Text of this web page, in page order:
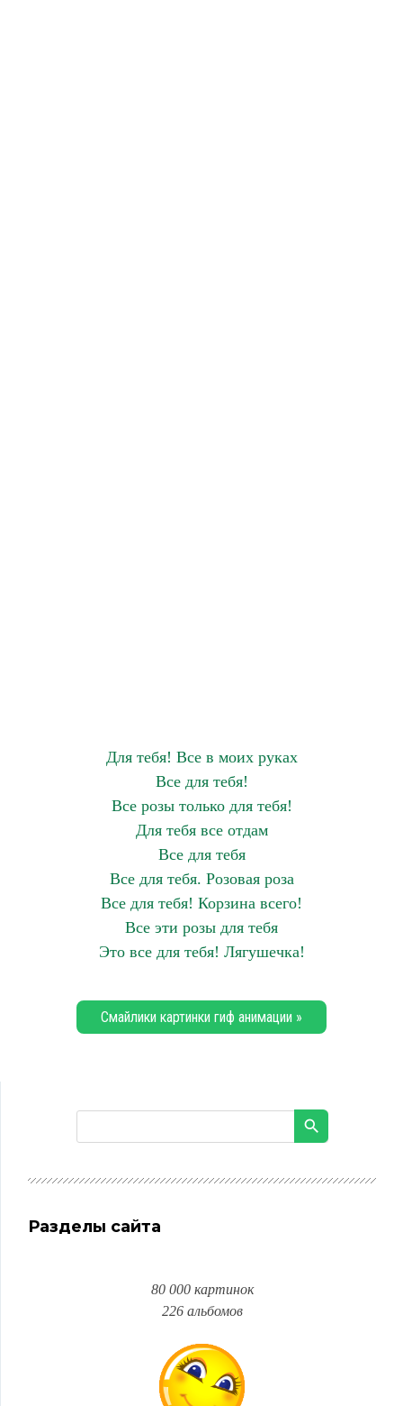
Для тебя! Все в моих руках
Все для тебя!
Все розы только для тебя!
Для тебя все отдам
Все для тебя
Все для тебя. Розовая роза
Все для тебя! Корзина всего!
Все эти розы для тебя
Это все для тебя! Лягушечка!
Смайлики картинки гиф анимации »
Разделы сайта
80 000 картинок
226 альбомов